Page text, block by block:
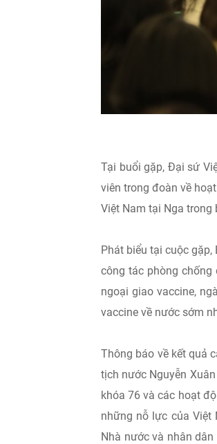
Tại buổi gặp, Đại sứ
viên trong đoàn về
Việt Nam tại Nga trong
Phát biểu tại cuộc
công tác phòng chống
ngoại giao vaccine,
vaccine về nước sớm
Thông báo về kết quả
tịch nước Nguyễn
khóa 76 và các hoạt
những nỗ lực của Việt
Nhà nước và nhân